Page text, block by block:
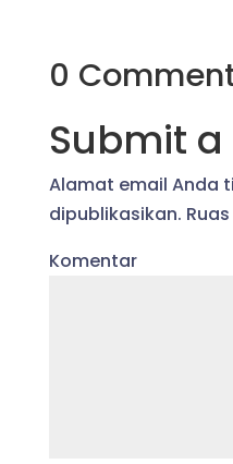
0
Submit
Alamat email Anda
dipublikasikan.
Komentar